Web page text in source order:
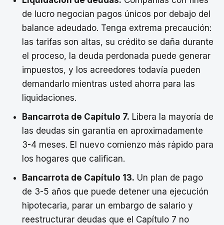
de lucro negocian pagos únicos por debajo del
balance adeudado. Tenga extrema precaución:
las tarifas son altas, su crédito se daña durante
el proceso, la deuda perdonada puede generar
impuestos, y los acreedores todavía pueden
demandarlo mientras usted ahorra para las
liquidaciones.
Bancarrota de Capítulo 7. Libera la mayoría de
las deudas sin garantía en aproximadamente
3-4 meses. El nuevo comienzo más rápido para
los hogares que califican.
Bancarrota de Capítulo 13. Un plan de pago
de 3-5 años que puede detener una ejecución
hipotecaria, parar un embargo de salario y
reestructurar deudas que el Capítulo 7 no